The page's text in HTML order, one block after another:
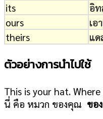
its
อิ
ours
เอ
theirs
แด
ตัวอย่างการนำไปใช้
This is your hat. Where
นี่ คือ หมวก ของคุณ ขอ